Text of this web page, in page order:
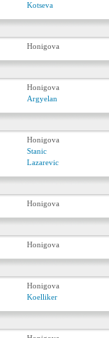
Kotseva
Honigova
Honigova
Argyelan
Honigova
Stanic
Lazarevic
Honigova
Honigova
Honigova
Koelliker